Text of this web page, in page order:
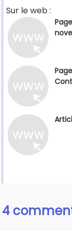
Sur le web :
4